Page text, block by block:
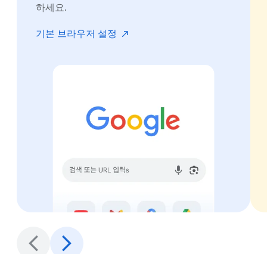
하세요.
기본 브라우저 설정